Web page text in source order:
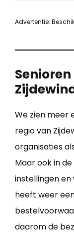
Advertentie:
We zien meer
regio van
organisaties
Maar ook in
instellingen
heeft weer
daarom de